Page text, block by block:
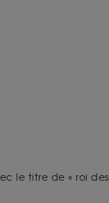
le titre de « roi des